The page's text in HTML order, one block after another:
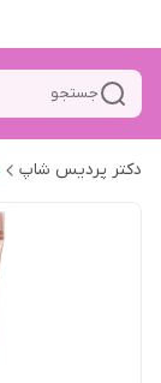
جستجو
دکتر پردیس شاپ